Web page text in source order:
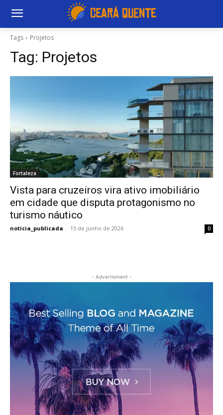
Tags Projetos
Tag: Projetos
Fortaleza
Vista para cruzeiros vira ativo imobiliário
em cidade que disputa protagonismo no
turismo náutico
noticia_publicada - 15 de junho de 2026 0
- Advertisment -